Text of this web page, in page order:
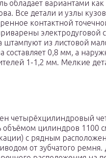
обладает вариантами как
Все детали и узлы
контактной
электродуговой
штампуют из листовой
составляет 0,8 мм, а
1-1,2 мм. Мелкие
четырёхцилиндровый
цилиндров 1100
с рядным
от зубчатого ремня.